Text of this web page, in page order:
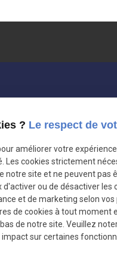
janot.fr
? Le respect de
améliorer votre
Les cookies strictement
notre site et ne peuvent pas
ou de désactiver les
et de marketing selon vos
de cookies à tout moment
de notre site. Veuillez
sur certaines